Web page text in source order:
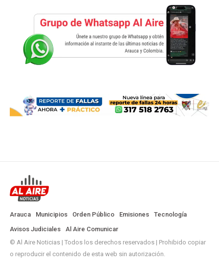
Arauca Municipios Orden Público Emisiones
Tecnología
Avisos Judiciales
Al Aire Comunicar
© Al Aire Noticias | Todos los derechos reservados | Prohibido copiar
o reproducir el contenido de esta web sin autorización.